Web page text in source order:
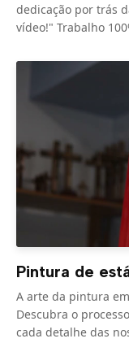
dedicação por trás
vídeo!" Trabalho
Pintura de
A arte da pintura
Descubra o
cada detalhe das